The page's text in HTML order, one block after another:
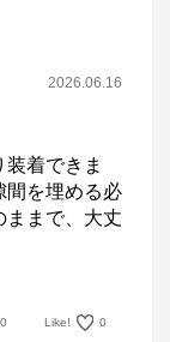
2026.06.16
着できま
間を埋める必
ままで、大丈
0 Like! 0